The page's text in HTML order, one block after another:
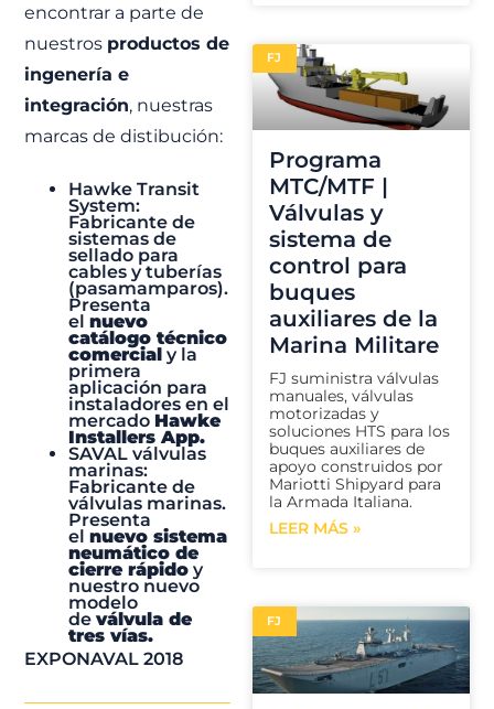
encontrar a parte de
nuestros productos de
ingenería e
integración, nuestras
marcas de distibución:
Hawke Transit
System:
Fabricante de
sistemas de
sellado para
cables y tuberías
(pasamamparos).
Presenta
elnuevo
catálogo técnico
comercial y la
primera
aplicación para
instaladores en el
mercado Hawke
Installers App.
SAVAL válvulas
marinas:
Fabricante de
válvulas marinas.
Presenta
elnuevo sistema
neumático de
cierre rápido y
nuestro nuevo
modelo
deválvula de
tres vías.
EXPONAVAL 2018
FJ
Programa
MTC/MTF |
Válvulas y
sistema de
control para
buques
auxiliares de la
Marina Militare
FJ suministra válvulas
manuales, válvulas
motorizadas y
soluciones HTS para los
buques auxiliares de
apoyo construidos por
Mariotti Shipyard para
la Armada Italiana.
LEER MÁS »
FJ